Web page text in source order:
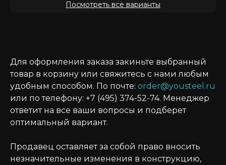
Посмотреть все варианты
Для оформления заказа закиньте выбранный
товар в корзину или свяжитесь с нами любым
удобным способом. По почте: order@yousteel.ru
или по телефону: +7 (495) 374-52-74. Менеджер
ответит на все ваши вопросы и подберет
оптимальный вариант.
Продавец оставляет за собой право вносить
незначительные изменения в конструкцию,